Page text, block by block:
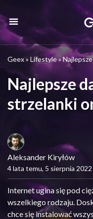
Geex» Lifestyle»
Najlepsze
strzelanki
Aleksander Kiryłów
4 lata temu, 5 sierpnia 2022
Internet ugina się pod
wszelkiego rodzaju.
chce się instalować